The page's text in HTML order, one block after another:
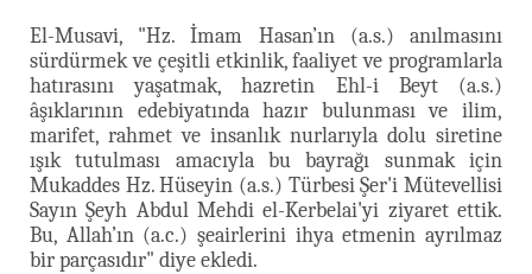
El-Musavi, "Hz. İmam Hasan’ın (a.s.) anılmasını
sürdürmek ve çeşitli etkinlik, faaliyet ve programlarla
hatırasını yaşatmak, hazretin Ehl-i Beyt (a.s.)
âşıklarının edebiyatında hazır bulunması ve ilim,
marifet, rahmet ve insanlık nurlarıyla dolu siretine
ışık tutulması amacıyla bu bayrağı sunmak için
Mukaddes Hz. Hüseyin (a.s.) Türbesi Şer'i Mütevellisi
Sayın Şeyh Abdul Mehdi el-Kerbelai'yi ziyaret ettik.
Bu, Allah’ın (a.c.) şeairlerini ihya etmenin ayrılmaz
bir parçasıdır" diye ekledi.